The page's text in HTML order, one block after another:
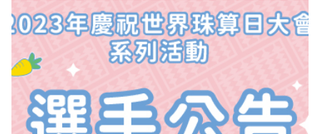
國際心算、數學、珠算比賽，海內外近千名選手齊聚一堂共同競
技。透過學習珠算，進而培養數感、提升思..